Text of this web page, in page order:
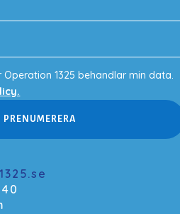
1325 behandlar min data.
PRENUMERERA